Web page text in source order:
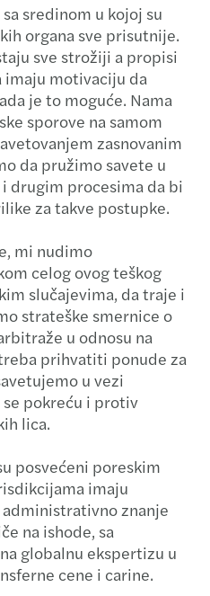
sredinom u kojoj su
organa sve prisutnije.
sve strožiji a propisi
imaju motivaciju da
je to moguće. Nama
sporove na samom
zasnovanim
da pružimo savete u
drugim procesima da bi
za takve postupke.
mi nudimo
celog ovog teškog
slučajevima, da traje i
strateške smernice o
u odnosu na
prihvatiti ponude za
u vezi
pokreću i protiv
lica.
posvećeni poreskim
imaju
znanje
na ishode, sa
globalnu ekspertizu u
cene i carine.